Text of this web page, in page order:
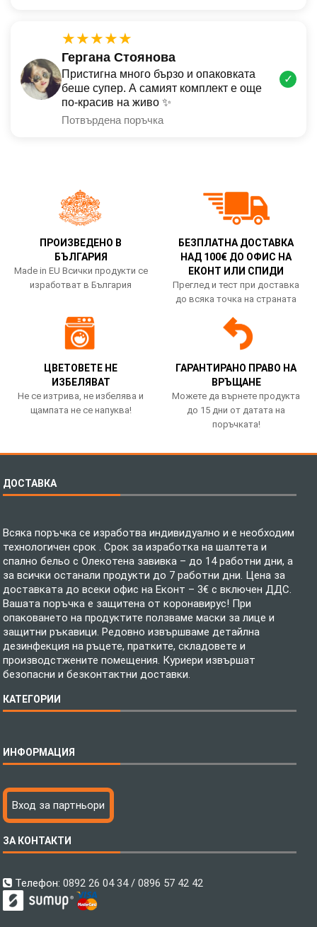
★★★★★
Гергана Стоянова
Пристигна много бързо и опаковката
беше супер. А самият комплект е още
по-красив на живо ✨
Потвърдена поръчка
✓
ПРОИЗВЕДЕНО В
БЪЛГАРИЯ
Made in EU Всички продукти се
изработват в България
БЕЗПЛАТНА ДОСТАВКА
НАД 100€ ДО ОФИС НА
ЕКОНТ ИЛИ СПИДИ
Преглед и тест при доставка
до всяка точка на страната
ЦВЕТОВЕТЕ НЕ
ИЗБЕЛЯВАТ
Не се изтрива, не избелява и
щампата не се напуква!
ГАРАНТИРАНО ПРАВО НА
ВРЪЩАНЕ
Можете да върнете продукта
до 15 дни от датата на
поръчката!
ДОСТАВКА
Всяка поръчка се изработва индивидуално и е необходим
технологичен срок . Срок за изработка на шалтета и
спално бельо с Олекотена завивка – до 14 работни дни, а
за всички останали продукти до 7 работни дни. Цена за
доставката до всеки офис на Еконт – 3€ с включен ДДС.
Вашата поръчка е защитена от коронавирус! При
опаковането на продуктите ползваме маски за лице и
защитни ръкавици. Редовно извършваме детайлна
дезинфекция на ръцете, пратките, складовете и
производстжените помещения. Куриери извършат
безопасни и безконтактни доставки.
КАТЕГОРИИ
Бебешки спални комплекти
Тениски с пълноцветен печат
Хавлиени кърпи
Пончо за водни спортове
Микрофибърни Велурени Кърпи
Детски пончота
Тениски
ИНФОРМАЦИЯ
Технология на печатане
Файлове за печат
Как да поръчам?
С какво сме различни?
Контакти
Вход за партньори
ЗА КОНТАКТИ
Телефон:0892 26 04 34 / 0896 57 42 42